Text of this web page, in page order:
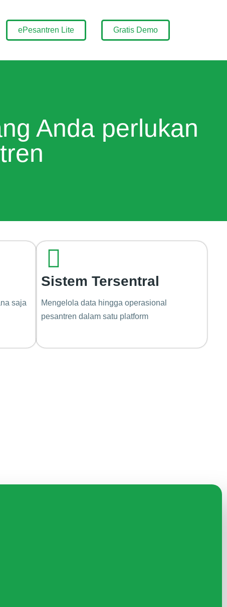
ePesantren Lite Gratis Demo
Anda perlukan
saja
Sistem Tersentral
Mengelola data hingga operasional
pesantren dalam satu platform